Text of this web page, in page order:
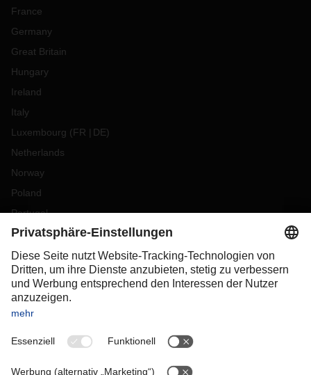
France
Germany
Great Britain
Hungary
Ireland
Italy
Luxembourg (FR DE)
Netherlands
Norway
Poland
Portugal
Romania
Slovakia
Spain
Sweden
Switzerland
OCEANIA